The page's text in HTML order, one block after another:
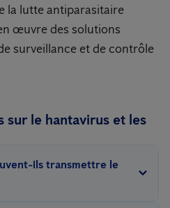
la lutte antiparasitaire
œuvre des solutions
surveillance et de contrôle
sur le hantavirus et les
ils transmettre le